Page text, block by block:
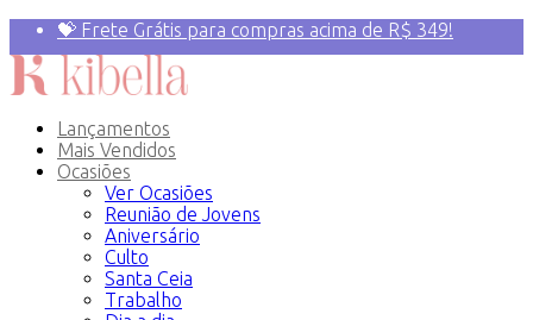
💝 Frete Grátis para compras acima de R$ 349!
Primeira compra? 10% OFF com o Cupom:
PRIMEIRAVEZ
Lançamentos
Mais Vendidos
Ocasiões
Ver Ocasiões
Reunião de Jovens
Aniversário
Culto
Santa Ceia
Trabalho